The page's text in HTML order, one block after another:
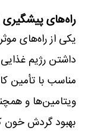
راه‌های
یکی از راه‌های
داشتن رژیم
مناسب با تأمین
ویتامین‌ها و
بهبود گردش خون